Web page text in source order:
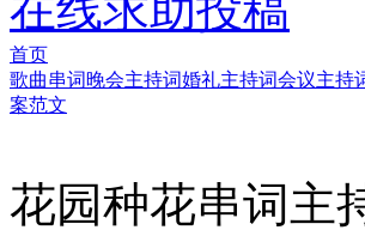
首页
歌曲串词晚会主持词婚礼主持词会议主持
案范文
花园种花串词主